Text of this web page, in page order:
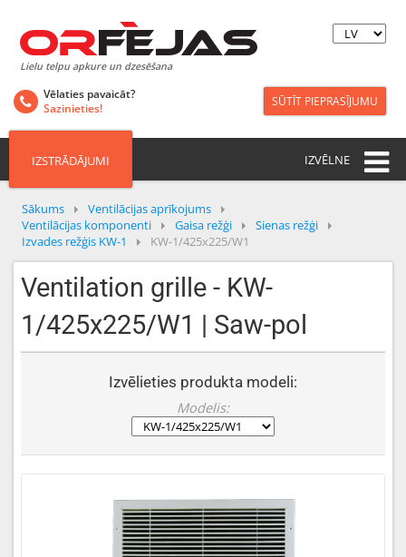
Lielu telpu apkure un dzesēšana
Vēlaties pavaicāt?
Sazinieties!
SŪTĪT PIEPRASĪJUMU
IZSTRĀDĀJUMI IZVĒLNE
Sākums
Ventilācijas aprīkojums
Ventilācijas komponenti
Gaisa režģi
Sienas režģi
Izvades režģis KW-1
KW-1/425x225/W1
Ventilation grille - KW-
1/425x225/W1 | Saw-pol
Izvēlieties produkta modeli:
Modelis: